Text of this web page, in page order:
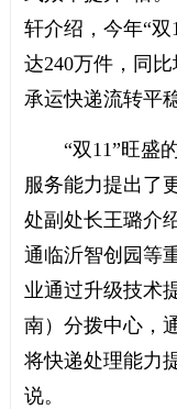
轩介绍，今年“
达240万件，同
承运快递流转平
“双11”旺盛的
服务能力提出了
处副处长王璐介
通临沂智创园等
业通过升级技术
南）分拨中心，
将快递处理能力
说。